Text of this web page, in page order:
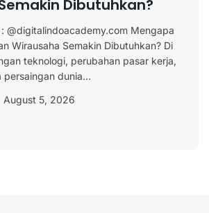
Dibutuhkan?
@digitalindoacademy.com Mengapa
Wirausaha Semakin Dibutuhkan? Di
teknologi, perubahan pasar kerja,
dunia...
August 5, 2026